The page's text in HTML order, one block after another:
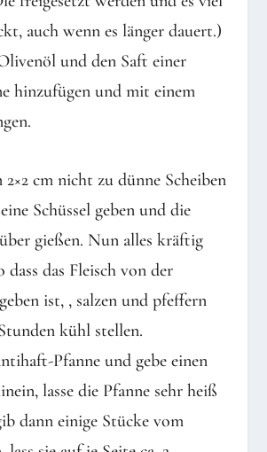
auch wenn es länger dauert.)
und den Saft einer
hinzufügen und mit einem
2×2 cm nicht zu dünne Scheiben
Schüssel geben und die
gießen. Nun alles kräftig
dass das Fleisch von der
ist, , salzen und pfeffern
kühl stellen.
Pfanne und gebe einen
lasse die Pfanne sehr heiß
dann einige Stücke vom